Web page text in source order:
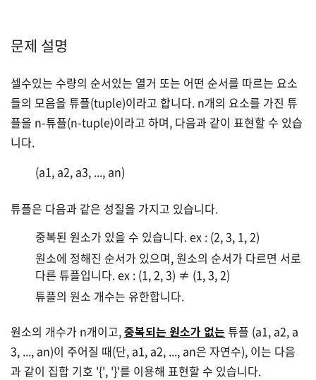
문제 설명
셀수있는 수량의 순서있는 열거 또는 어떤 순서를 따르는 요소
들의 모음을 튜플(tuple)이라고 합니다. n개의 요소를 가진 튜
플을 n-튜플(n-tuple)이라고 하며, 다음과 같이 표현할 수 있습
니다.
(a1, a2, a3, ..., an)
튜플은 다음과 같은 성질을 가지고 있습니다.
중복된 원소가 있을 수 있습니다. ex : (2, 3, 1, 2)
원소에 정해진 순서가 있으며, 원소의 순서가 다르면 서로
다른 튜플입니다. ex : (1, 2, 3) ≠ (1, 3, 2)
튜플의 원소 개수는 유한합니다.
원소의 개수가 n개이고,중복되는 원소가 없는 튜플 (a1, a2, a
3, ..., an)이 주어질 때(단, a1, a2, ..., an은 자연수), 이는 다음
과 같이 집합 기호 '{', '}'를 이용해 표현할 수 있습니다.